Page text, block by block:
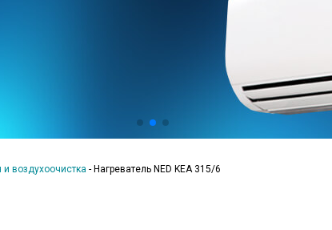
воздухоочистка - Нагреватель NED KEA 315/6